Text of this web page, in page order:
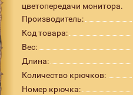
цветопередачи монитора.
Производитель:
Код товара:
Вес:
Длина:
Количество крючков:
Номер крючка: